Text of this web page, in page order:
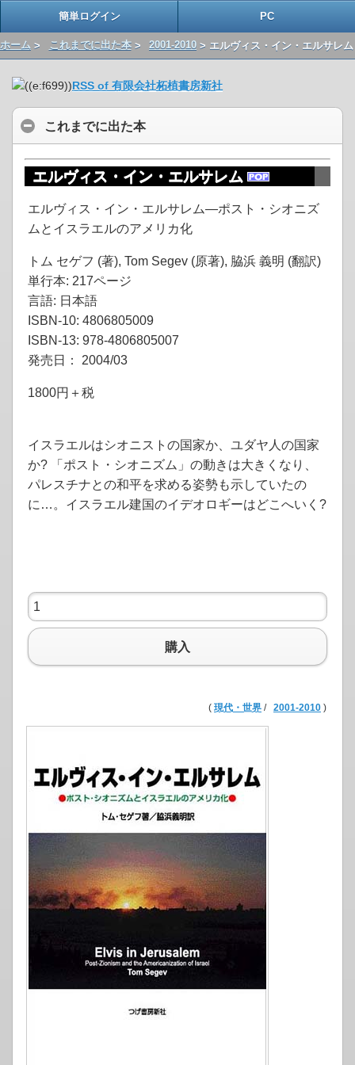
簡単ログイン PC
ホーム > これまでに出た本> 2001-2010 > エルヴィス・イン・エルサレム
RSS of 有限会社柘植書房新社
これまでに出た本
エルヴィス・イン・エルサレム
エルヴィス・イン・エルサレム―ポスト・シオニズ
ムとイスラエルのアメリカ化
トム セゲフ (著), Tom Segev (原著), 脇浜 義明 (翻訳)
単行本: 217ページ
言語: 日本語
ISBN-10: 4806805009
ISBN-13: 978-4806805007
発売日： 2004/03
1800円＋税
イスラエルはシオニストの国家か、ユダヤ人の国家
か? 「ポスト・シオニズム」の動きは大きくなり、
パレスチナとの和平を求める姿勢も示していたの
に…。イスラエル建国のイデオロギーはどこへいく?
購入
( 現代・世界 / 2001-2010 )